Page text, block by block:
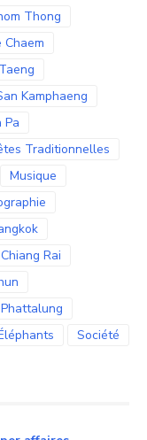
Thong
Kamphaeng
Pa
Traditionnelles
Musique
Rai
Société